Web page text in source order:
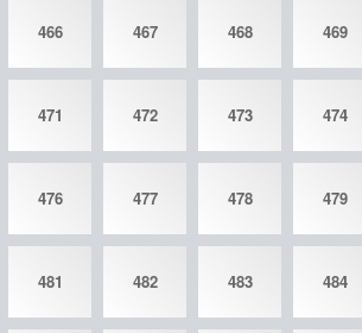
466 467 468 469
471 472 473 474
476 477 478 479
481 482 483 484